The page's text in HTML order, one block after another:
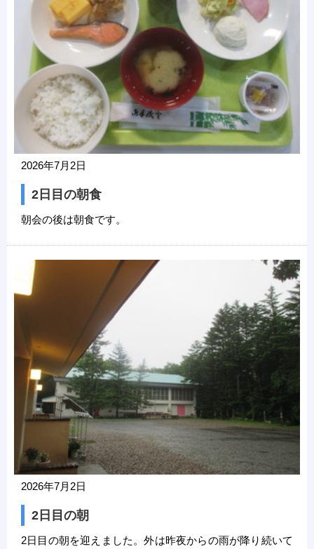
2026年7月2日
2日目の朝食
朝会の後は朝食です。
2026年7月2日
2日目の朝
2日目の朝を迎えました。外は昨夜からの雨が降り続いて